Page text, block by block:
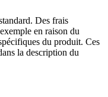
Des frais
en raison du
du produit. Ces
la description du